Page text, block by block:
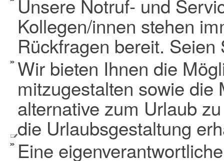
Unsere Notruf- und
Kollegen/innen stehen
Rückfragen bereit.
Wir bieten Ihnen die
mitzugestalten sowie die
alternative zum Urlaub
die Urlaubsgestaltung
Eine